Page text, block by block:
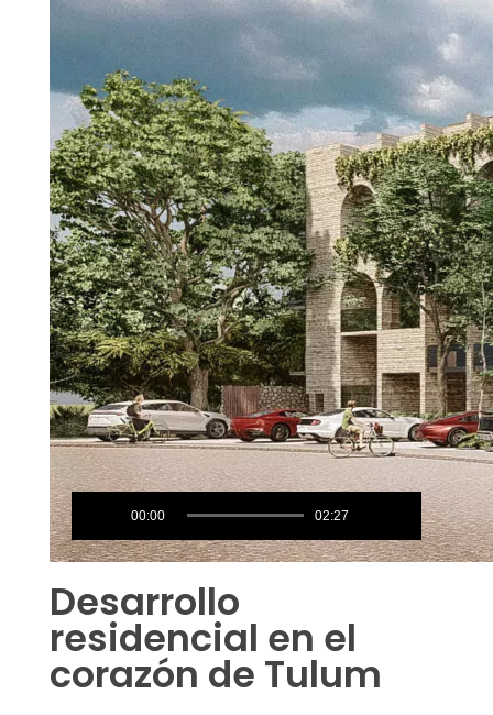
00:00 02:27
Desarrollo
residencial en el
corazón de Tulum